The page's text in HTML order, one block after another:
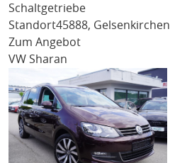
Schaltgetriebe
Standort45888, Gelsenkirchen
Zum Angebot
VW Sharan